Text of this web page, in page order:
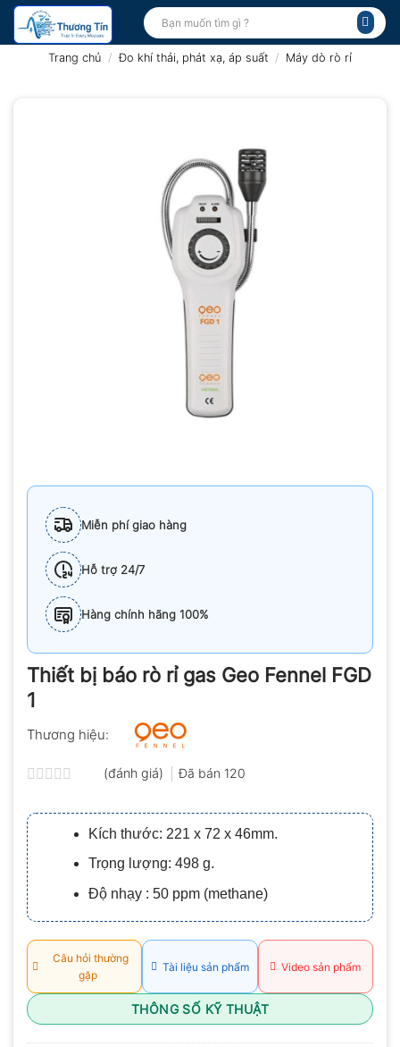
Bỏ
qua
Tìm
kiếm:
Trang chủ / Đo khí thải, phát xạ, áp suất / Máy dò rò rỉ
Miễn phí giao hàng
Hỗ trợ 24/7
Hàng chính hãng 100%
Thiết bị báo rò rỉ gas Geo Fennel FGD
1
Thương hiệu:
xếp
hạng
0.0
5
sao
(đánh giá) Đã bán 120
Kích thước: 221 x 72 x 46mm.
Trọng lượng: 498 g.
Độ nhạy : 50 ppm (methane)
Câu hỏi thường
gặp
Tài liệu sản phẩm Video sản phẩm
THÔNG SỐ KỸ THUẬT